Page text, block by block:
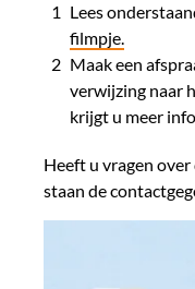
​Lees
filmpje.
Maak een
verwijzing naar
krijgt u meer
Heeft u vragen
staan de